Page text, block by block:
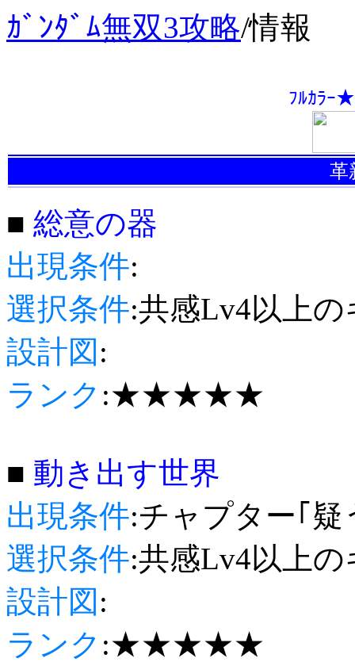
ｶﾞﾝﾀﾞﾑ無双3攻略/情報
ﾌﾙｶﾗｰ
革
■ 総意の器
出現条件:
選択条件:共感Lv4以上
設計図 :
ランク :★★★★★
■ 動き出す世界
出現条件:チャプター｢疑
選択条件:共感Lv4以上
設計図 :
ランク :★★★★★